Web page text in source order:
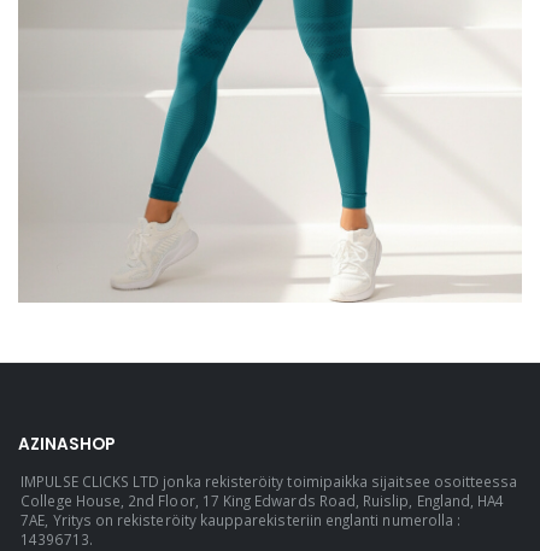
AZINASHOP
IMPULSE CLICKS LTD jonka rekisteröity toimipaikka sijaitsee osoitteessa
College House, 2nd Floor, 17 King Edwards Road, Ruislip, England, HA4
7AE, Yritys on rekisteröity kaupparekisteriin englanti numerolla :
14396713.